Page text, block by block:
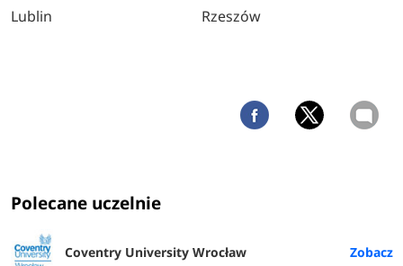
Lublin Rzeszów
Polecane uczelnie
Coventry University Wrocław